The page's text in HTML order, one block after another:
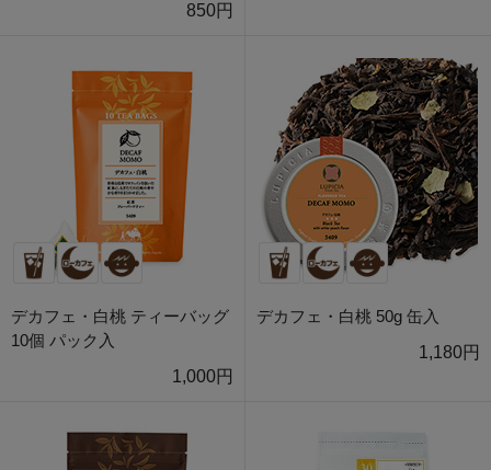
850円
デカフェ・白桃 ティーバッグ
10個 パック入
1,000円
デカフェ・白桃 50g 缶入
1,180円